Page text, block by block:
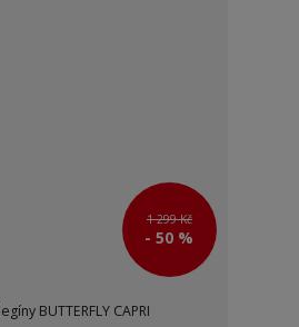
1 299 Kč
- 50 %
BUTTERFLY CAPRI